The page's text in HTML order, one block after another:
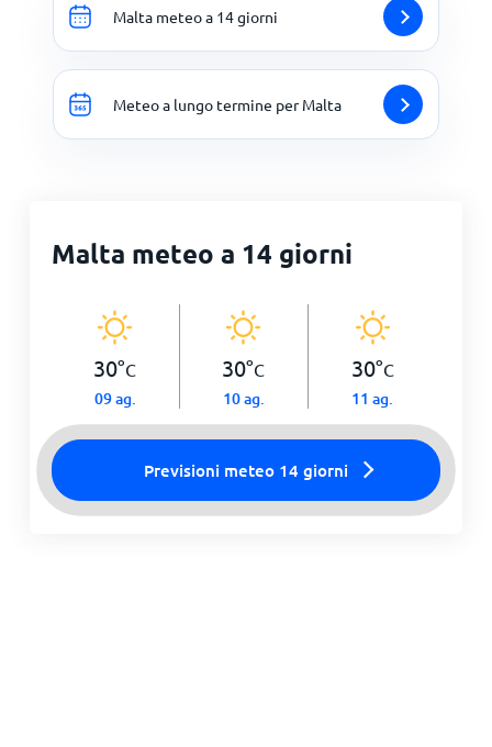
Malta meteo a 14 giorni
Meteo a lungo termine per Malta
Malta meteo a 14 giorni
30°C
09 ag.
30°C
10 ag.
30°C
11 ag.
Previsioni meteo 14 giorni